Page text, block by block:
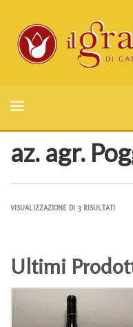
az. agr.
VISUALIZZAZIONE DI 3 RISULTATI
Ultimi